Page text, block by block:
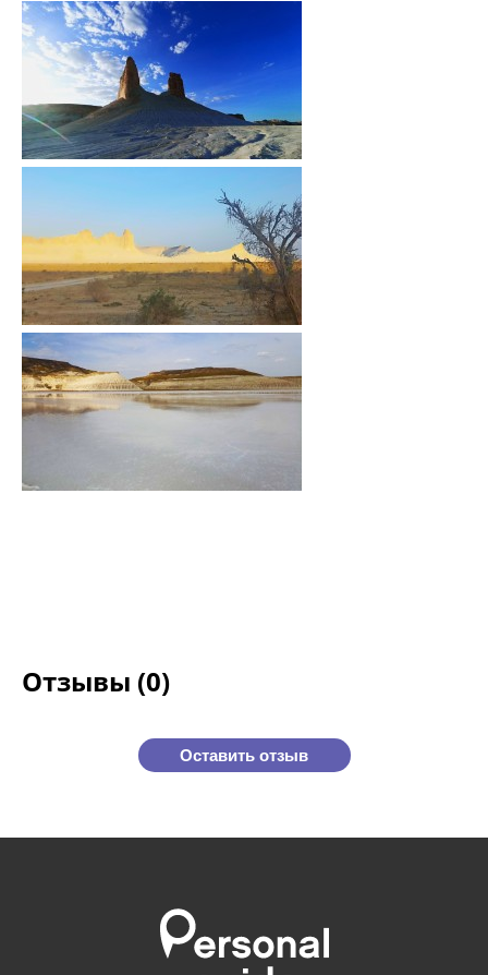
Отзывы (0)
Оставить отзыв